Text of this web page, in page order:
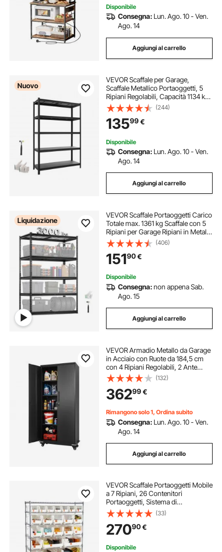
Disponibile
Consegna: Lun. Ago. 10 - Ven.
Ago. 14
Aggiungi al carrello
Nuovo
VEVOR Scaffale per Garage,
Scaffale Metallico Portaoggetti, 5
Ripiani Regolabili, Capacità 1134 kg,
Scaffalatura Multiuso, per Cucina,
Dispensa, Cantina e Bagno, 123 cm
L x 46,5 cm P x 181,3 cm A
(244)
13599€
Disponibile
Consegna: Lun. Ago. 10 - Ven.
Ago. 14
Aggiungi al carrello
Liquidazione
VEVOR Scaffale Portaoggetti Carico
Totale max. 1361 kg Scaffale con 5
Ripiani per Garage Ripiani in Metallo
Regolabili per Scaffalature Industriali
Ripiano Portaoggetti da Cucina,
Magazzino Officina
(406)
15190€
Disponibile
Consegna:non appena Sab.
Ago. 15
Aggiungi al carrello
VEVOR Armadio Metallo da Garage
in Acciaio con Ruote da 184,5 cm
con 4 Ripiani Regolabili, 2 Ante
Magnetiche e 2 Chiavi, 5 Ripiani
Portautensili con Serratura per
Dispensa, Magazzino, Cantina,
Nero
(132)
36299€
Rimangono solo 1, Ordina subito
Consegna: Lun. Ago. 10 - Ven.
Ago. 14
Aggiungi al carrello
VEVOR Scaffale Portaoggetti Mobile
a 7 Ripiani, 26 Contenitori
Portaoggetti, Sistema di
Scaffalature in Filo d'Acciaio con
Ruote, per Garage, Magazzino,
Ufficio, Ristorante, Aula, Cucina
(33)
27090€
Disponibile